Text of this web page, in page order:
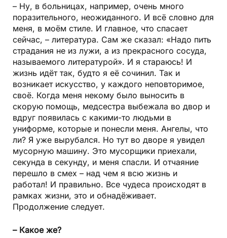
– Ну, в больницах, например, очень много
поразительного, неожиданного. И всё словно для
меня, в моём стиле. И главное, что спасает
сейчас, – литература. Сам же сказал: «Надо пить
страдания не из лужи, а из прекрасного сосуда,
называемого литературой». И я стараюсь! И
жизнь идёт так, будто я её сочинил. Так и
возникает искусство, у каждого неповторимое,
своё. Когда меня некому было выносить в
скорую помощь, медсестра выбежала во двор и
вдруг появилась с какими-то людьми в
униформе, которые и понесли меня. Ангелы, что
ли? Я уже вырубался. Но тут во дворе я увидел
мусорную машину. Это мусорщики приехали,
секунда в секунду, и меня спасли. И отчаяние
перешло в смех – над чем я всю жизнь и
работал! И правильно. Все чудеса происходят в
рамках жизни, это и обнадёживает.
Продолжение следует.
– Какое же?